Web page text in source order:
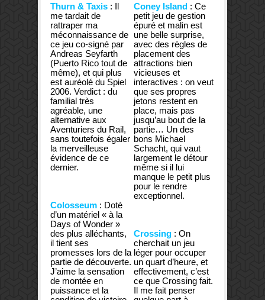
Thurn & Taxis : Il
me tardait de
rattraper ma
méconnaissance de
ce jeu co-signé par
Andreas Seyfarth
(Puerto Rico tout de
même), et qui plus
est auréolé du Spiel
2006. Verdict : du
familial très
agréable, une
alternative aux
Aventuriers du Rail,
sans toutefois égaler
la merveilleuse
évidence de ce
dernier.
Colosseum : Doté
d’un matériel « à la
Days of Wonder »
des plus alléchants,
il tient ses
promesses lors de la
partie de découverte.
J’aime la sensation
de montée en
puissance et la
Coney Island : Ce
petit jeu de gestion
épuré et malin est
une belle surprise,
avec des règles de
placement des
attractions bien
vicieuses et
interactives : on veut
que ses propres
jetons restent en
place, mais pas
jusqu’au bout de la
partie… Un des
bons Michael
Schacht, qui vaut
largement le détour
même si il lui
manque le petit plus
pour le rendre
exceptionnel.
Crossing : On
cherchait un jeu
léger pour occuper
un quart d’heure, et
effectivement, c’est
ce que Crossing fait.
Il me fait penser